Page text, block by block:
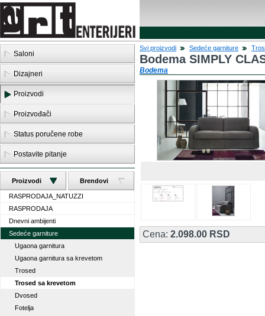
Saloni
Dizajneri
Proizvodi
Proizvođači
Status poručene robe
Postavite pitanje
Proizvodi Brendovi
RASPRODAJA_NATUZZI
RASPRODAJA
Dnevni ambijenti
Sedeće garniture
Ugaona garnitura
Ugaona garnitura sa krevetom
Trosed
Trosed sa krevetom
Dvosed
Fotelja
Svi proizvodi Sedeće garniture
Bodema SIMPLY
Bodema
Cena: 2.098.00 RSD